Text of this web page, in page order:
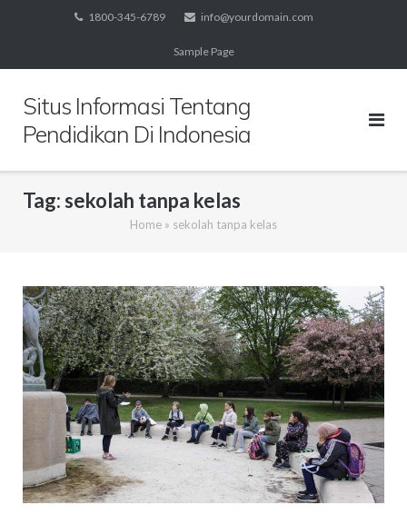
1800-345-6789 info@yourdomain.com
Sample Page
Situs Informasi Tentang
Pendidikan Di Indonesia
Tag:sekolah tanpa kelas
Home » sekolah tanpa kelas